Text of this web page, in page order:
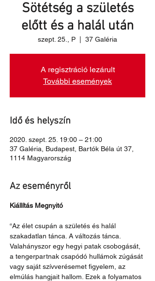
Sötétség a születés
előtt és a halál után
szept. 25., P 37 Galéria
A regisztráció lezárult
További események
Idő és helyszín
2020. szept. 25. 19:00 – 21:00
37 Galéria, Budapest, Bartók Béla út 37,
1114 Magyarország
Az eseményről
Kiállítás Megnyitó
“Az élet csupán a születés és halál
szakadatlan tánca. A változás tánca.
Valahányszor egy hegyi patak csobogását,
a tengerpartnak csapódó hullámok zúgását
vagy saját szívverésemet figyelem, az
elmúlás hangjait hallom. Ezek a folyamatos